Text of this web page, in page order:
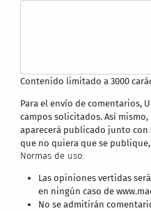
Contenido limitado a 3000
Para el envío de comentarios,
campos solicitados. Así
aparecerá publicado junto con
que no quiera que se
Normas de uso:
Las opiniones vertidas
en ningún caso de
No se admitirán